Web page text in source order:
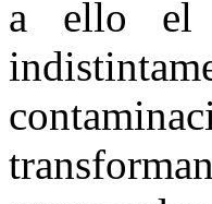
a ello el